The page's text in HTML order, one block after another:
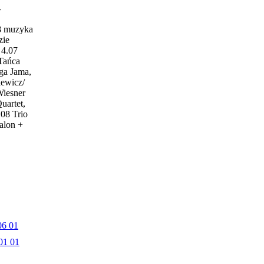
muzyka
Jama,
Trio
+